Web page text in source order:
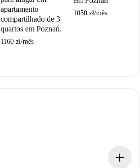
apartamento
compartilhado de 3
quartos em Poznań.
1160 zł/mês
1050 zł/mês